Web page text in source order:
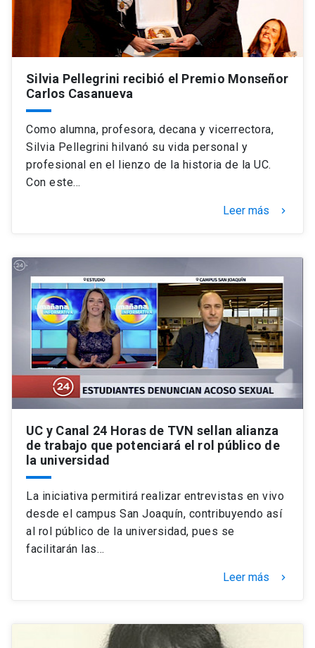
Silvia Pellegrini recibió el Premio Monseñor
Carlos Casanueva
Como alumna, profesora, decana y vicerrectora,
Silvia Pellegrini hilvanó su vida personal y
profesional en el lienzo de la historia de la UC.
Con este…
Leer más keyboard_arrow_right
UC y Canal 24 Horas de TVN sellan alianza
de trabajo que potenciará el rol público de
la universidad
La iniciativa permitirá realizar entrevistas en vivo
desde el campus San Joaquín, contribuyendo así
al rol público de la universidad, pues se
facilitarán las…
Leer más keyboard_arrow_right